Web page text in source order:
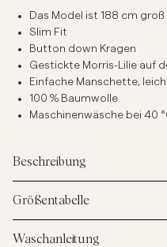
Das Model ist 188 cm
Slim Fit
Button down Kragen
Gestickte Morris-Lilie auf
Einfache Manschette,
100 % Baumwolle
Maschinenwäsche bei 40
Beschreibung
Größentabelle
Waschanleitung